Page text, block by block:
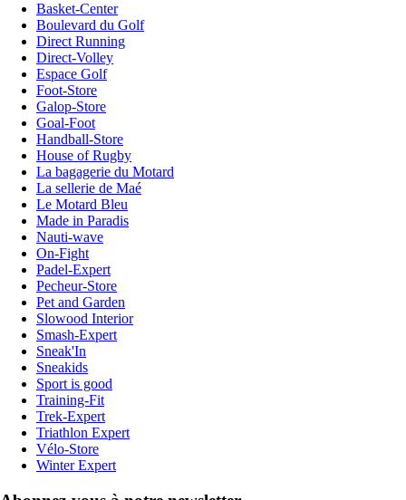
Basket-Center
Boulevard du Golf
Direct Running
Direct-Volley
Espace Golf
Foot-Store
Galop-Store
Goal-Foot
Handball-Store
House of Rugby
La bagagerie du Motard
La sellerie de Maé
Le Motard Bleu
Made in Paradis
Nauti-wave
On-Fight
Padel-Expert
Pecheur-Store
Pet and Garden
Slowood Interior
Smash-Expert
Sneak'In
Sneakids
Sport is good
Training-Fit
Trek-Expert
Triathlon Expert
Vélo-Store
Winter Expert